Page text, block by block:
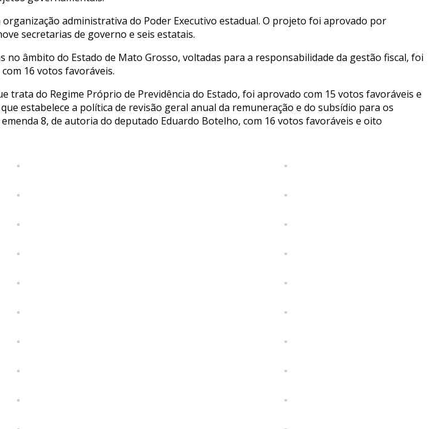
administrativa do Poder Executivo estadual. O projeto foi aprovado por
secretarias de governo e seis estatais.
âmbito do Estado de Mato Grosso, voltadas para a responsabilidade da gestão fiscal, foi
16 votos favoráveis.
trata do Regime Próprio de Previdência do Estado, foi aprovado com 15 votos favoráveis e
estabelece a política de revisão geral anual da remuneração e do subsídio para os
8, de autoria do deputado Eduardo Botelho, com 16 votos favoráveis e oito